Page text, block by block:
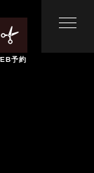
予約